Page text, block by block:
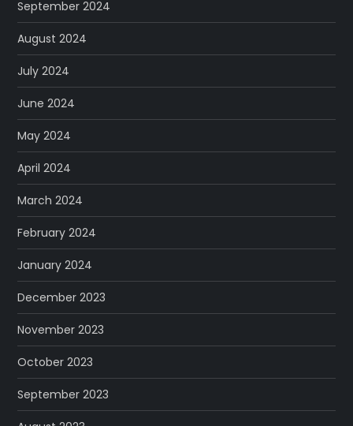
September 2024
August 2024
July 2024
June 2024
May 2024
April 2024
March 2024
February 2024
January 2024
December 2023
November 2023
October 2023
September 2023